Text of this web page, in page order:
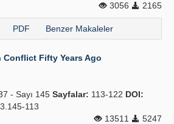
3056
2165
PDF Benzer Makaleler
Conflict Fifty Years Ago
- Sayı 145 Sayfalar: 113-122 DOI:
113
13511
5247